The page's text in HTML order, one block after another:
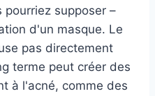
pourriez supposer –
d'un masque. Le
pas directement
terme peut créer des
à l'acné, comme des